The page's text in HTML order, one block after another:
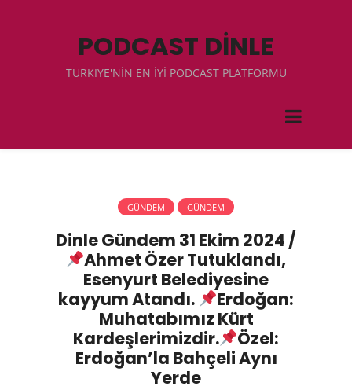
PODCAST DİNLE
TÜRKIYE'NİN EN İYİ PODCAST PLATFORMU
GÜNDEM GÜNDEM
Dinle Gündem 31 Ekim 2024 /
Ahmet Özer Tutuklandı,
Esenyurt Belediyesine
kayyum Atandı.
Erdoğan:
Muhatabımız Kürt
Kardeşlerimizdir.
Özel:
Erdoğan’la Bahçeli Aynı
Yerde